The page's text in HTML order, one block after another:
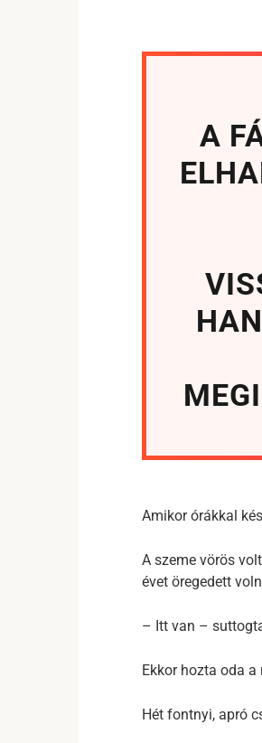
A
Amikor órákkal
A szeme vörös
évet öregedett
– Itt van –
Ekkor hozta oda
Hét fontnyi, apró